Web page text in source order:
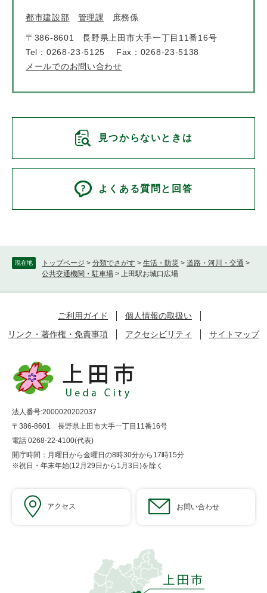
現在地 トップページ > 分類でさがす > 生活・防災 > 道路・河川・交通 >
公共交通機関・駐車場 > 上田駅お城口広場
都市建設部 管理課 庶務係
〒386-8601
長野県上田市大手一丁目11番16号
Tel：0268-23-5125
Fax：0268-23-5138
メールでのお問い合わせ
見つからないときは
よくある質問と回答
ご利用ガイド
個人情報の取扱い
リンク・著作権・免責事項
アクセシビリティ サイトマップ
法人番号:2000020202037
〒386-8601 長野県上田市大手一丁目11番16号
電話 0268-22-4100(代表)
開庁時間：月曜日から金曜日の8時30分から17時15分
※祝日・年末年始(12月29日から1月3日)を除く
アクセス お問い合わせ